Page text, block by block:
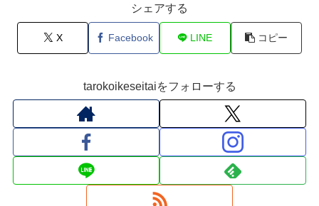
シェアする
X Facebook LINE コピー
tarokoikeseitaiをフォローする